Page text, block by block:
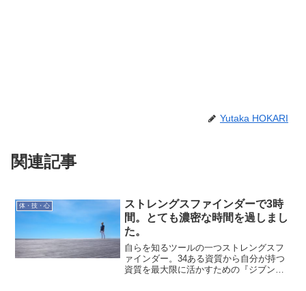
Yutaka HOKARI
関連記事
体・技・心
ストレングスファインダーで3時
間。とても濃密な時間を過しまし
た。
自らを知るツールの一つストレングスフ
ァインダー。34ある資質から自分が持つ
資質を最大限に活かすための『ジブン取